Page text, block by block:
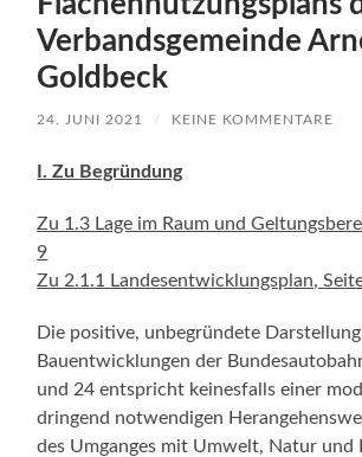
Verbandsgemeinde
Goldbeck
24. JUNI 2021 / KEINE KOMMENTARE
I. Zu Begründung
Zu 1.3 Lage im Raum und
9
Zu 2.1.1 Landesentwicklungsplan,
Die positive, unbegründete
Bauentwicklungen der
und 24 entspricht keinesfalls einer
dringend notwendigen
des Umganges mit Umwelt, Natur und